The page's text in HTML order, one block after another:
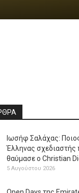
Ιωσήφ Σαλάχας:
Έλληνας σχεδιαστής
θαύμασε ο Christian
5 Αυγούστου 2026